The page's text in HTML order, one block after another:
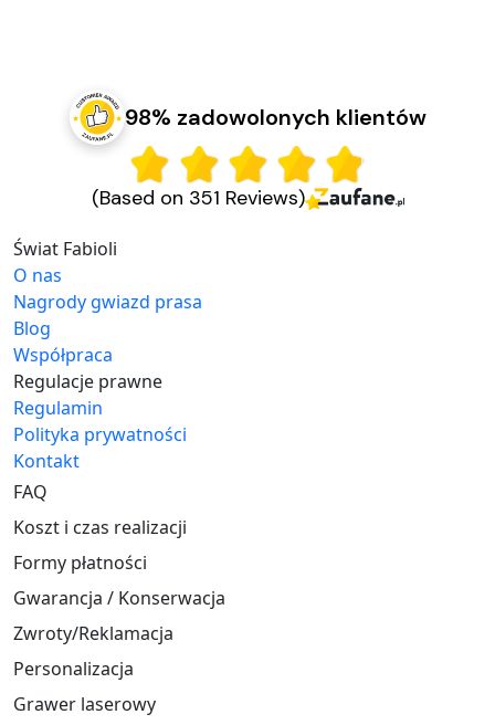
98% zadowolonych klientów
(Based on 351 Reviews)
Świat Fabioli
O nas
Nagrody gwiazd prasa
Blog
Współpraca
Regulacje prawne
Regulamin
Polityka prywatności
Kontakt
FAQ
Koszt i czas realizacji
Formy płatności
Gwarancja / Konserwacja
Zwroty/Reklamacja
Personalizacja
Grawer laserowy